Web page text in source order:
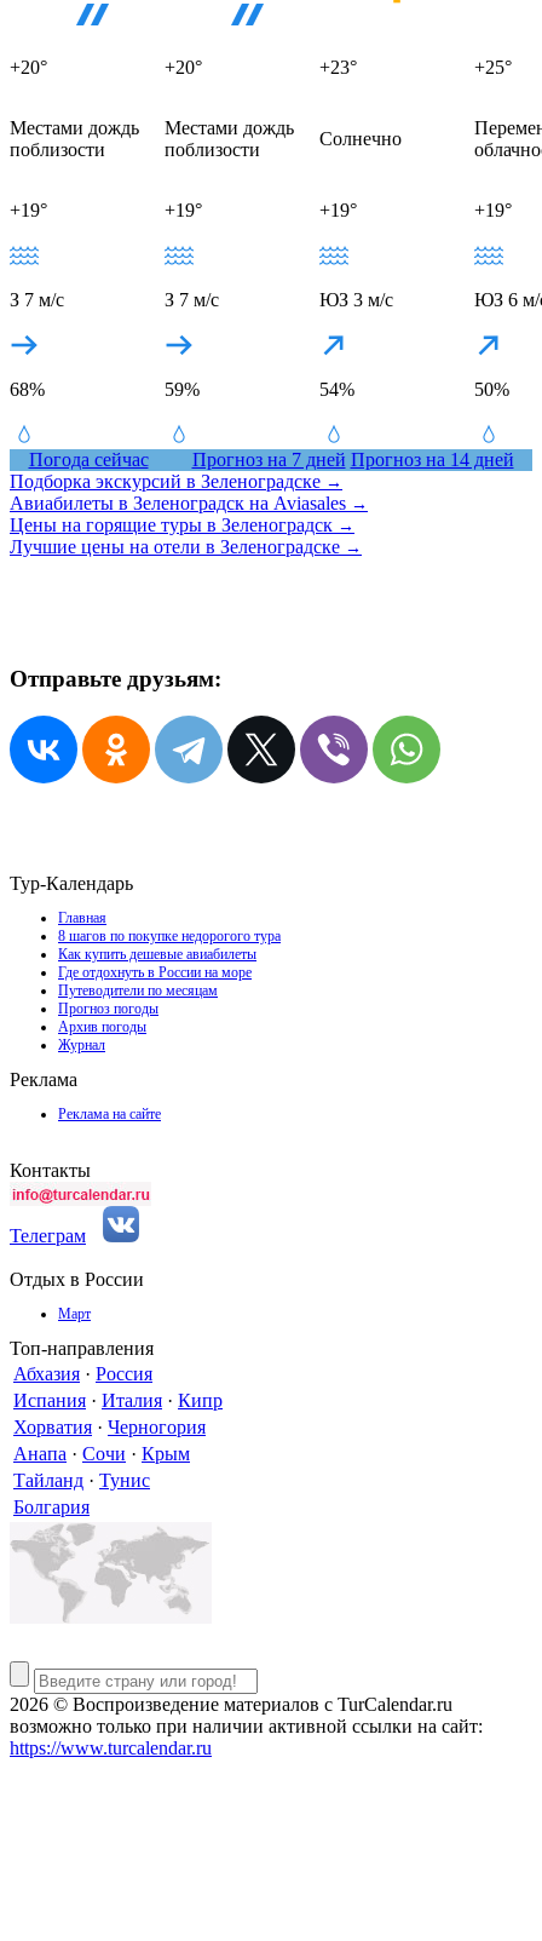
+20° +20° +23° +25°
Местами дождь
поблизости
Местами дождь
поблизости
Солнечно
+19°
З 7 м/с
68%
+19°
З 7 м/с
59%
+19°
ЮЗ 3 м/с
54%
+19°
ЮЗ 6 м/
50%
Погода сейчас Прогноз на 7 дней Прогноз на 14 дней
Подборка экскурсий в Зеленоградске →
Авиабилеты в Зеленоградск на Aviasales →
Цены на горящие туры в Зеленоградск →
Лучшие цены на отели в Зеленоградске →
Отправьте друзьям:
Тур-Календарь
Главная
8 шагов по покупке недорогого тура
Как купить дешевые авиабилеты
Где отдохнуть в России на море
Путеводители по месяцам
Прогноз погоды
Архив погоды
Журнал
Реклама
Реклама на сайте
Контакты
Телеграм
Отдых в России
Март
Топ-направления
Абхазия · Россия
Испания · Италия · Кипр
Хорватия · Черногория
Анапа · Сочи · Крым
Тайланд · Тунис
Болгария
2026 © Воспроизведение материалов c TurCalendar.ru
возможно только при наличии активной ссылки на сайт:
https://www.turcalendar.ru